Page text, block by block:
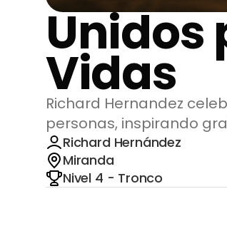
Unidos
Vidas
Richard Hernandez
personas, inspirando
Richard Hernández
Miranda
Nivel 4 - Tronco